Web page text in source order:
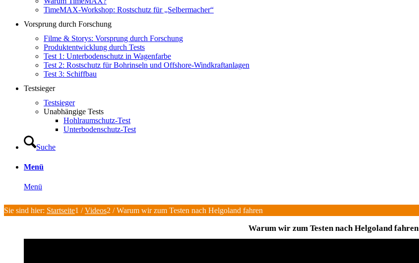
TimeMAX-Workshop: Rostschutz für „Selbermacher“
Vorsprung durch Forschung
Filme & Storys: Vorsprung durch Forschung
Produktentwicklung durch Tests
Test 1: Unterbodenschutz in Wagenfarbe
Test 2: Rostschutz für Bohrinseln und Offshore-Windkraftanlagen
Test 3: Schiffbau
Testsieger
Testsieger
Unabhängige Tests
Hohlraumschutz-Test
Unterbodenschutz-Test
Suche
Menü
Menü
Sie sind hier: Startseite1 / Videos2 / Warum wir zum Testen nach Helgoland fahren
Warum wir zum Testen nach Helgoland fahren